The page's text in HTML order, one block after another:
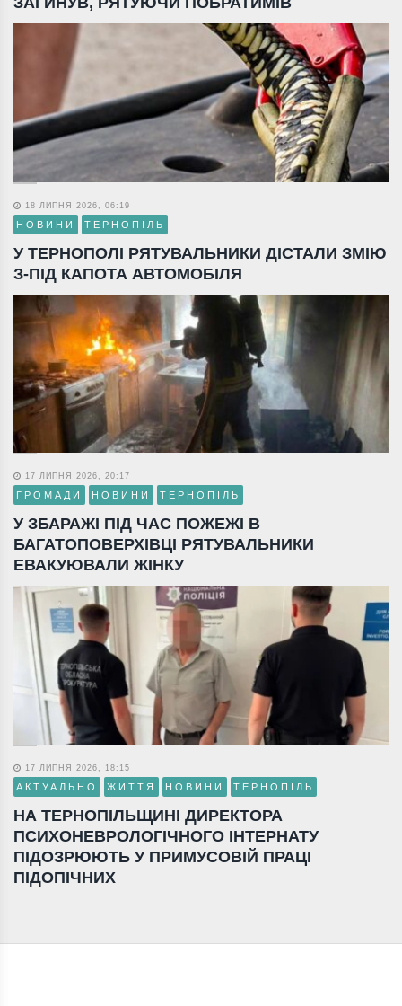
18 ЛИПНЯ 2026, 06:19
НОВИНИ ТЕРНОПІЛЬ
У ТЕРНОПОЛІ РЯТУВАЛЬНИКИ ДІСТАЛИ ЗМІЮ
З-ПІД КАПОТА АВТОМОБІЛЯ
17 ЛИПНЯ 2026, 20:17
ГРОМАДИ НОВИНИ ТЕРНОПІЛЬ
У ЗБАРАЖІ ПІД ЧАС ПОЖЕЖІ В
БАГАТОПОВЕРХІВЦІ РЯТУВАЛЬНИКИ
ЕВАКУЮВАЛИ ЖІНКУ
17 ЛИПНЯ 2026, 18:15
АКТУАЛЬНО ЖИТТЯ НОВИНИ ТЕРНОПІЛЬ
НА ТЕРНОПІЛЬЩИНІ ДИРЕКТОРА
ПСИХОНЕВРОЛОГІЧНОГО ІНТЕРНАТУ
ПІДОЗРЮЮТЬ У ПРИМУСОВІЙ ПРАЦІ
ПІДОПІЧНИХ